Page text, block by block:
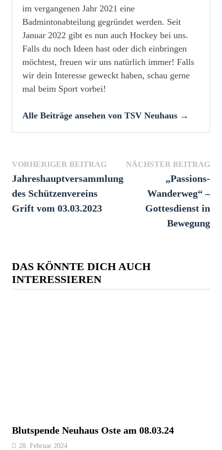
im vergangenen Jahr 2021 eine
Badmintonabteilung gegründet werden. Seit
Januar 2022 gibt es nun auch Hockey bei uns.
Falls du noch Ideen hast oder dich einbringen
möchtest, freuen wir uns natürlich immer! Falls
wir dein Interesse geweckt haben, schau gerne
mal beim Sport vorbei!
Alle Beiträge ansehen von TSV Neuhaus →
Beitragsnavigation
VORHERIGER BEITRAGVorheriger
Beitrag:
Jahreshauptversammlung
des Schützenvereins
Grift vom 03.03.2023
NÄCHSTER BEITRAG
„Passions-
Wanderweg“ –
Gottesdienst in
Bewegung
DAS KÖNNTE DICH AUCH
INTERESSIEREN
Blutspende Neuhaus Oste am 08.03.24
28. Februar 2024